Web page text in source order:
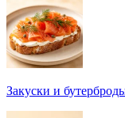
Закуски и